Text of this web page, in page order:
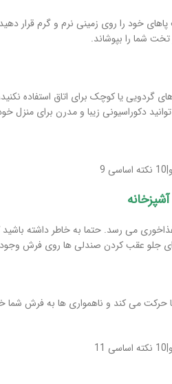
خود را روی زمینی نرم و گرم قرار
یا کوچک برای اتاق استفاده
دکوراسیونی زیبا و مدرن برای منزل
می رسد. حتما به خاطر داشته
جلو عقب کردن صندلی ها روی فرش
حرکت می کند و ناهمواری ها به فرش